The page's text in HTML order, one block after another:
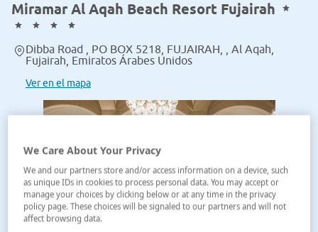
Miramar Al Aqah Beach Resort Fujairah
Dibba Road , PO BOX 5218, FUJAIRAH, , Al Aqah,
Fujairah, Emiratos Árabes Unidos
Ver en el mapa
We Care About Your Privacy
We and our partners store and/or access information on a device, such
as unique IDs in cookies to process personal data. You may accept or
manage your choices by clicking below or at any time in the privacy
policy page. These choices will be signaled to our partners and will not
affect browsing data.